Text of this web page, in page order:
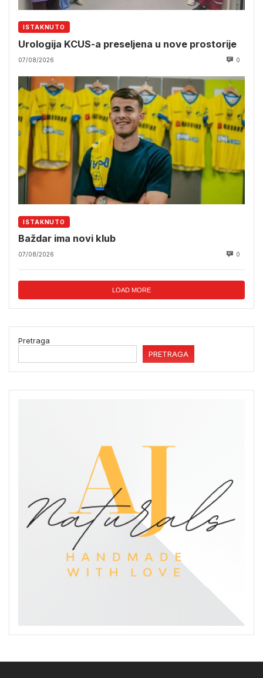
ISTAKNUTO
Urologija KCUS-a preseljena u nove prostorije
07/08/2026 0
ISTAKNUTO
Baždar ima novi klub
07/08/2026 0
LOAD MORE
Pretraga
PRETRAGA